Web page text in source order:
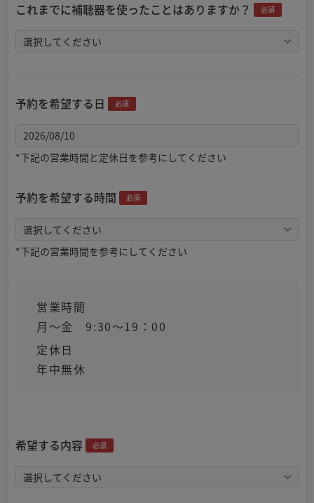
これまでに補聴器を使ったことはありますか？ 必須
予約を希望する日 必須
*下記の営業時間と定休日を参考にしてください
予約を希望する時間 必須
*下記の営業時間を参考にしてください
営業時間
月～金 9:30～19：00
定休日
年中無休
希望する内容 必須